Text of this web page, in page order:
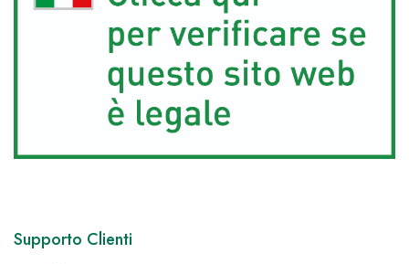
Supporto Clienti